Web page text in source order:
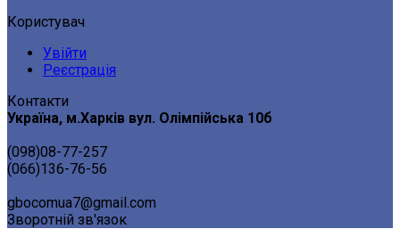
Користувач
Увійти
Реєстрація
Контакти
Україна, м.Харків вул. Олімпійська 10б
(098)08-77-257
(066)136-76-56
gbocomua7@gmail.com
Зворотній зв'язок